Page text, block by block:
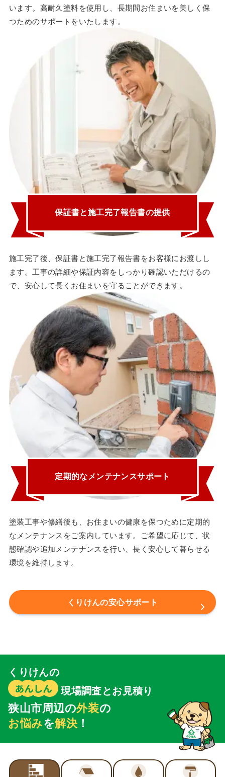
います。高耐久塗料を使用し、長期間お住まいを美しく保
つためのサポートをいたします。
保証書と施工完了報告書の提供
施工完了後、保証書と施工完了報告書をお客様にお渡しし
ます。工事の詳細や保証内容をしっかり確認いただけるの
で、安心して長くお住まいを守ることができます。
定期的なメンテナンスサポート
塗装工事や修繕後も、お住まいの健康を保つために定期的
なメンテナンスをご案内しています。ご希望に応じて、状
態確認や追加メンテナンスを行い、長く安心して暮らせる
環境を維持します。
くりけんの安心サポート
くりけんの
現場調査とお見積り
狭山市周辺の外装の
お悩みを解決！